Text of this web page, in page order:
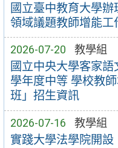
國立臺中教育大學
領域議題教師增能工
2026-07-20 教學組
國立中央大學客家
學年度中等 學校教
班」招生資訊
2026-07-16 教學組
實踐大學法學院開